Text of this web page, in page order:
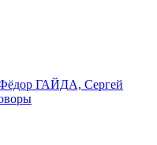
ГАЙДА, Сергей